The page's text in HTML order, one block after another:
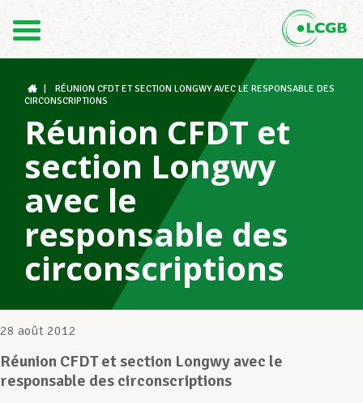
DE
Le LCGB
Structures syndicales
Assistance au Travail
Vos droits
RÉUNION CFDT ET SECTION LONGWY AVEC LE RESPONSABLE DES
CIRCONSCRIPTIONS
Réunion CFDT et
section Longwy
avec le
responsable des
circonscriptions
28 août 2012
Réunion CFDT et section Longwy avec le
responsable des circonscriptions